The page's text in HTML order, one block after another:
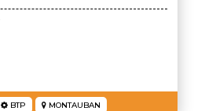
BTP MONTAUBAN